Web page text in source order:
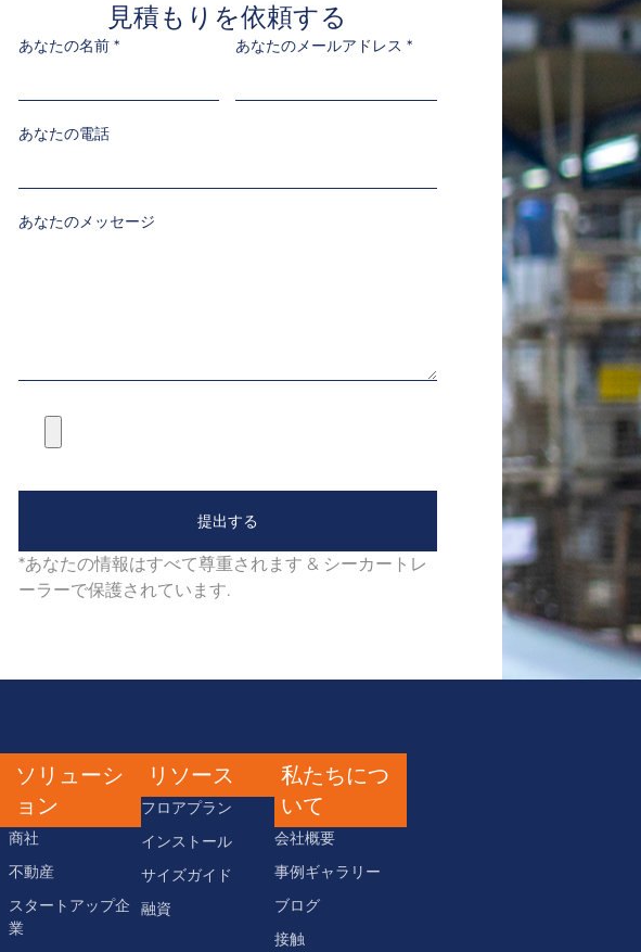
見積もりを依頼する
あなたの名前 * あなたのメールアドレス *
あなたの電話
あなたのメッセージ
提出する
*あなたの情報はすべて尊重されます & シーカートレ
ーラーで保護されています.
ソリューシ
ョン
商社
不動産
スタートアップ企
業
リソース
フロアプラン
インストール
サイズガイド
融資
私たちにつ
いて
会社概要
事例ギャラリー
ブログ
接触